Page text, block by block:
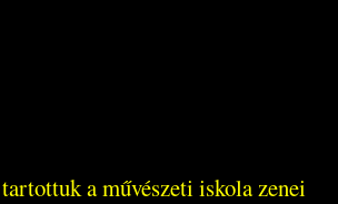
a művészeti iskola zenei